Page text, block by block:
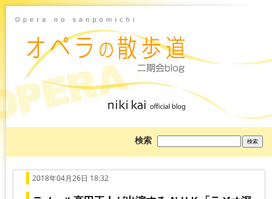
検索
を
2018年04月26日 18:32